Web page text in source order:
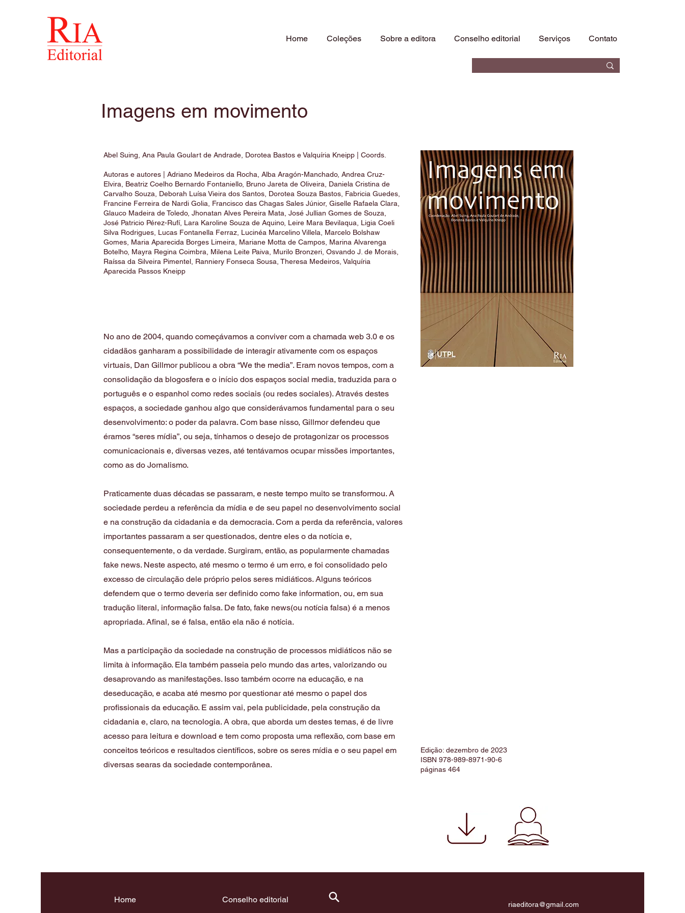
Home Coleções Sobre a editora Conselho editorial Serviços Contato
Imagens em movimento
Abel Suing, Ana Paula Goulart de Andrade, Dorotea Bastos e Valquíria Kneipp | Coords.
Autoras e autores | Adriano Medeiros da Rocha, Alba Aragón-Manchado, Andrea Cruz-
Elvira, Beatriz Coelho Bernardo Fontaniello, Bruno Jareta de Oliveira, Daniela Cristina de
Carvalho Souza, Deborah Luísa Vieira dos Santos, Dorotea Souza Bastos, Fabricia Guedes,
Francine Ferreira de Nardi Golia, Francisco das Chagas Sales Júnior, Giselle Rafaela Clara,
Glauco Madeira de Toledo, Jhonatan Alves Pereira Mata, José Jullian Gomes de Souza,
José Patricio Pérez-Rufí, Lara Karoline Souza de Aquino, Leire Mara Bevilaqua, Ligia Coeli
Silva Rodrigues, Lucas Fontanella Ferraz, Lucinéa Marcelino Villela, Marcelo Bolshaw
Gomes, Maria Aparecida Borges Limeira, Mariane Motta de Campos, Marina Alvarenga
Botelho, Mayra Regina Coimbra, Milena Leite Paiva, Murilo Bronzeri, Osvando J. de Morais,
Raíssa da Silveira Pimentel, Ranniery Fonseca Sousa, Theresa Medeiros, Valquíria
Aparecida Passos Kneipp
No ano de 2004, quando começávamos a conviver com a chamada web 3.0 e os
cidadãos ganharam a possibilidade de interagir ativamente com os espaços
virtuais, Dan Gillmor publicou a obra “We the media”. Eram novos tempos, com a
consolidação da blogosfera e o início dos espaços social media, traduzida para o
português e o espanhol como redes sociais (ou redes sociales). Através destes
espaços, a sociedade ganhou algo que considerávamos fundamental para o seu
desenvolvimento: o poder da palavra. Com base nisso, Gillmor defendeu que
éramos “seres mídia”, ou seja, tínhamos o desejo de protagonizar os processos
comunicacionais e, diversas vezes, até tentávamos ocupar missões importantes,
como as do Jornalismo.
Praticamente duas décadas se passaram, e neste tempo muito se transformou. A
sociedade perdeu a referência da mídia e de seu papel no desenvolvimento social
e na construção da cidadania e da democracia. Com a perda da referência, valores
importantes passaram a ser questionados, dentre eles o da notícia e,
consequentemente, o da verdade. Surgiram, então, as popularmente chamadas
fake news. Neste aspecto, até mesmo o termo é um erro, e foi consolidado pelo
excesso de circulação dele próprio pelos seres midiáticos. Alguns teóricos
defendem que o termo deveria ser definido como fake information, ou, em sua
tradução literal, informação falsa. De fato, fake news(ou notícia falsa) é a menos
apropriada. Afinal, se é falsa, então ela não é notícia.
Mas a participação da sociedade na construção de processos midiáticos não se
limita à informação. Ela também passeia pelo mundo das artes, valorizando ou
desaprovando as manifestações. Isso também ocorre na educação, e na
deseducação, e acaba até mesmo por questionar até mesmo o papel dos
profissionais da educação. E assim vai, pela publicidade, pela construção da
cidadania e, claro, na tecnologia. A obra, que aborda um destes temas, é de livre
acesso para leitura e download e tem como proposta uma reflexão, com base em
conceitos teóricos e resultados científicos, sobre os seres mídia e o seu papel em
diversas searas da sociedade contemporânea.
Edição: dezembro de 2023
ISBN 978-989-8971-90-6
páginas 464
Home Conselho editorial riaeditora@gmail.com